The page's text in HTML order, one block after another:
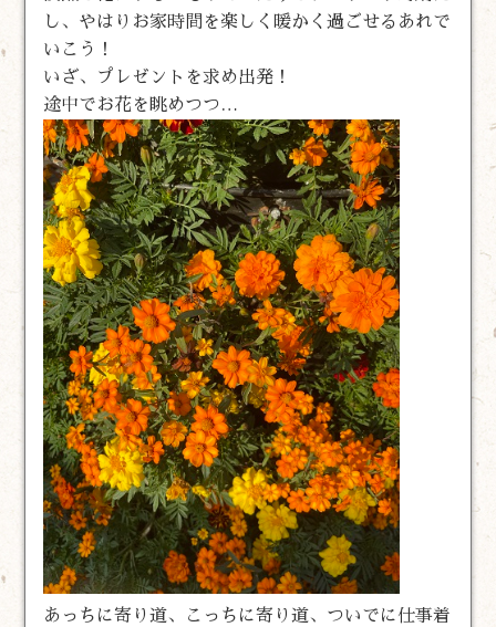
し、やはりお家時間を楽しく暖かく過ごせるあれで
いこう！
いざ、プレゼントを求め出発！
途中でお花を眺めつつ…
あっちに寄り道、こっちに寄り道、ついでに仕事着